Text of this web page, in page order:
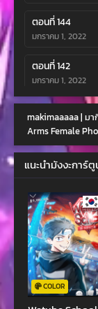
ตอนที่ 144
มกราคม 1, 2022
ตอนที่ 142
มกราคม 1, 2022
ตอนที่ 140
มกราคม 1, 2022
ตอนที่ 138
มกราคม 1, 2022
ตอนที่ 136
มกราคม 1, 2022
ตอนที่ 135
มกราคม 1, 2022
ตอนที่ 132
makimaaaaa | มา
Arms Female
แนะนำมังงะการ์
COLOR